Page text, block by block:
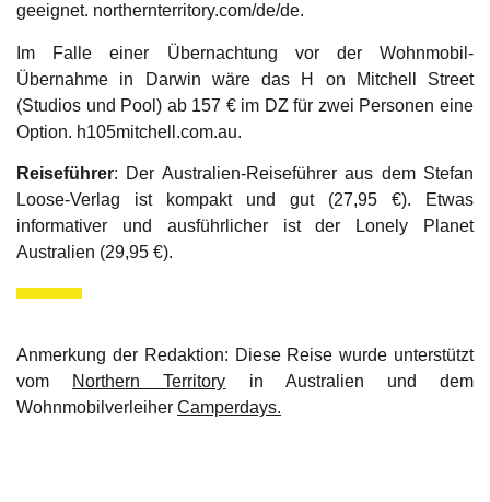
geeignet. northernterritory.com/de/de.
Im Falle einer Übernachtung vor der Wohnmobil-
Übernahme in Darwin wäre das H on Mitchell Street
(Studios und Pool) ab 157 € im DZ für zwei Personen eine
Option. h105mitchell.com.au.
Reiseführer: Der Australien-Reiseführer aus dem Stefan
Loose-Verlag ist kompakt und gut (27,95 €). Etwas
informativer und ausführlicher ist der Lonely Planet
Australien (29,95 €).
Anmerkung der Redaktion: Diese Reise wurde unterstützt
vom
Northern Territory in Australien und dem
Wohnmobilverleiher Camperdays.